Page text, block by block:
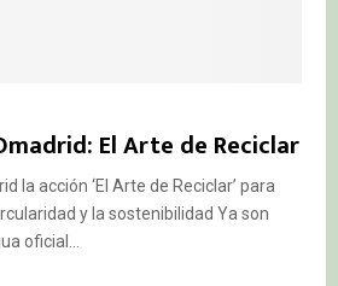
El Arte de Reciclar
la acción ‘El Arte de Reciclar’ para
y la sostenibilidad Ya son
oficial...